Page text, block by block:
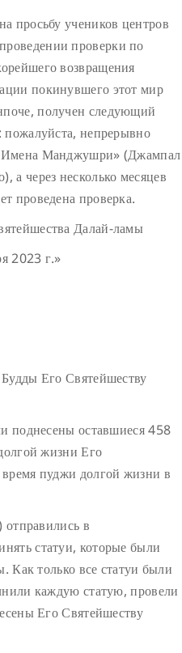
просьбу учеников центров
проверки по
возвращения
покинувшего этот мир
получен следующий
пожалуйста, непрерывно
Манджушри» (Джампал
а через несколько месяцев
проведена проверка.
Далай-ламы
2023 г.»
Его Святейшеству
поднесены оставшиеся 458
жизни Его
пуджи долгой жизни в
отправились в
статуи, которые были
Как только все статуи были
каждую статую, провели
Его Святейшеству